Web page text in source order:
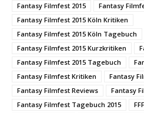
Fantasy Filmfest 2015
Fantasy
Fantasy Filmfest 2015 Köln Kritiken
Fantasy Filmfest 2015 Köln Tagebuch
Fantasy Filmfest 2015 Kurzkritiken
Fantasy Filmfest 2015 Tagebuch
Fantasy Filmfest Kritiken
Fantasy
Fantasy Filmfest Reviews
Fantasy
Fantasy Filmfest Tagebuch 2015